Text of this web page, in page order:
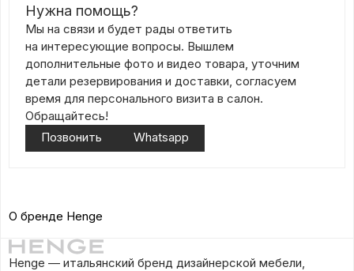
Нужна помощь?
Мы на связи и будет рады ответить
на интересующие вопросы. Вышлем
дополнительные фото и видео товара, уточним
детали резервирования и доставки, согласуем
время для персонального визита в салон.
Обращайтесь!
Позвонить
Whatsapp
О бренде Henge
Henge — итальянский бренд дизайнерской мебели,